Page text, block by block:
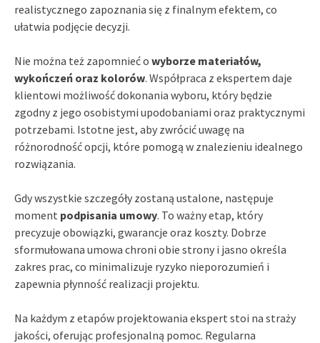
realistycznego zapoznania się z finalnym efektem, co
ułatwia podjęcie decyzji.
Nie można też zapomnieć o wyborze materiałów,
wykończeń oraz kolorów. Współpraca z ekspertem daje
klientowi możliwość dokonania wyboru, który będzie
zgodny z jego osobistymi upodobaniami oraz praktycznymi
potrzebami. Istotne jest, aby zwrócić uwagę na
różnorodność opcji, które pomogą w znalezieniu idealnego
rozwiązania.
Gdy wszystkie szczegóły zostaną ustalone, następuje
moment podpisania umowy. To ważny etap, który
precyzuje obowiązki, gwarancje oraz koszty. Dobrze
sformułowana umowa chroni obie strony i jasno określa
zakres prac, co minimalizuje ryzyko nieporozumień i
zapewnia płynność realizacji projektu.
Na każdym z etapów projektowania ekspert stoi na straży
jakości, oferując profesjonalną pomoc. Regularna